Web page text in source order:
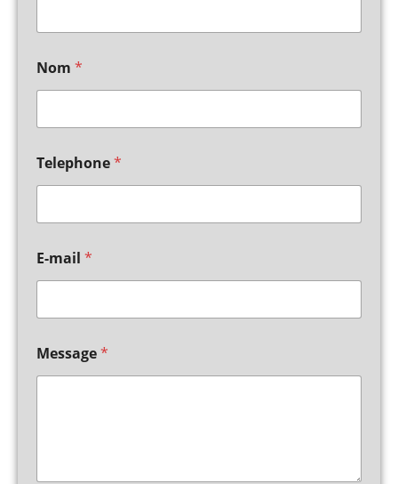
Nom *
Telephone*
E-mail *
Message*